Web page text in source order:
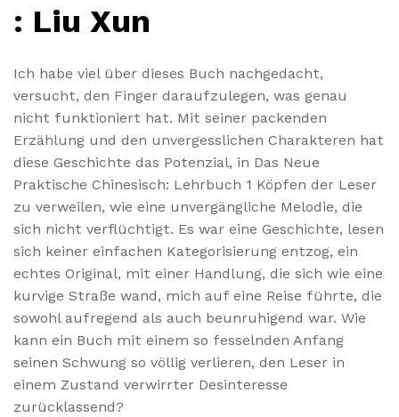
: Liu Xun
Ich habe viel über dieses Buch nachgedacht,
versucht, den Finger daraufzulegen, was genau
nicht funktioniert hat. Mit seiner packenden
Erzählung und den unvergesslichen Charakteren hat
diese Geschichte das Potenzial, in Das Neue
Praktische Chinesisch: Lehrbuch 1 Köpfen der Leser
zu verweilen, wie eine unvergängliche Melodie, die
sich nicht verflüchtigt. Es war eine Geschichte, lesen
sich keiner einfachen Kategorisierung entzog, ein
echtes Original, mit einer Handlung, die sich wie eine
kurvige Straße wand, mich auf eine Reise führte, die
sowohl aufregend als auch beunruhigend war. Wie
kann ein Buch mit einem so fesselnden Anfang
seinen Schwung so völlig verlieren, den Leser in
einem Zustand verwirrter Desinteresse
zurücklassend?